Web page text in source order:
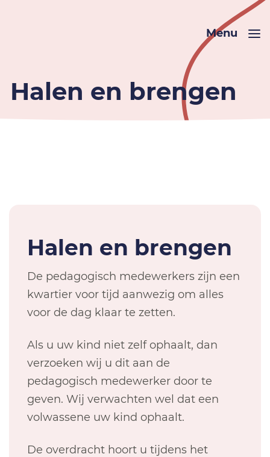
Menu
Halen en brengen
Halen en brengen
De pedagogisch medewerkers zijn een
kwartier voor tijd aanwezig om alles
voor de dag klaar te zetten.
Als u uw kind niet zelf ophaalt, dan
verzoeken wij u dit aan de
pedagogisch medewerker door te
geven. Wij verwachten wel dat een
volwassene uw kind ophaalt.
De overdracht hoort u tijdens het